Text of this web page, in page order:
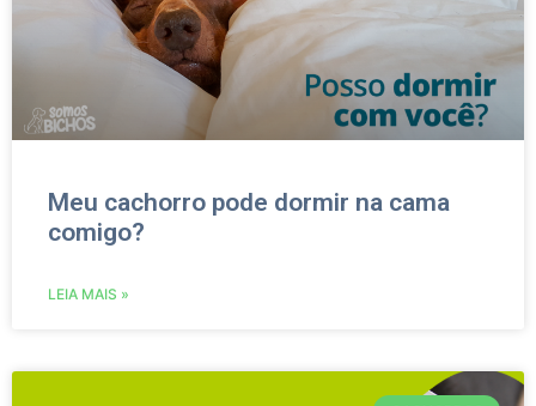
Meu cachorro pode dormir na cama
comigo?
LEIA MAIS »